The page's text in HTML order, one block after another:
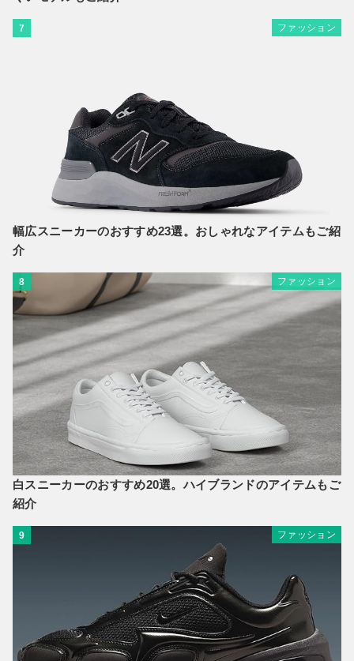
7 ファッション
幅広スニーカーのおすすめ23選。おしゃれなアイテムもご紹
介
8 ファッション
白スニーカーのおすすめ20選。ハイブランドのアイテムもご
紹介
9 ファッション